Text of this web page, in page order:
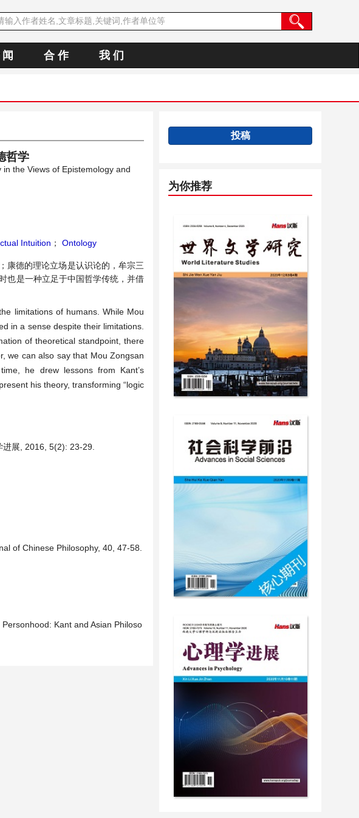
合 作 我 们
哲学
in the Views of Epistemology and
Intuition ； Ontology
康德的理论立场是认识论的，牟宗三
也是一种立足于中国哲学传统，并借
limitations of humans. While Mou
in a sense despite their limitations.
of theoretical standpoint, there
we can also say that Mou Zongsan
he drew lessons from Kant’s
his theory, transforming “logic
展, 2016, 5(2): 23-29.
of Chinese Philosophy, 40, 47-58.
Kant and Asian Philoso
投稿
为你推荐